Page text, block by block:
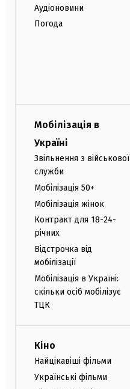
Аудіоновини
Погода
Мобілізація в
Україні
Звільнення з військової
служби
Мобілізація 50+
Мобілізація жінок
Контракт для 18-24-
річних
Відстрочка від
мобілізації
Мобілізація в Україні:
скільки осіб мобілізує
ТЦК
Кіно
Найцікавіші фільми
Українські фільми